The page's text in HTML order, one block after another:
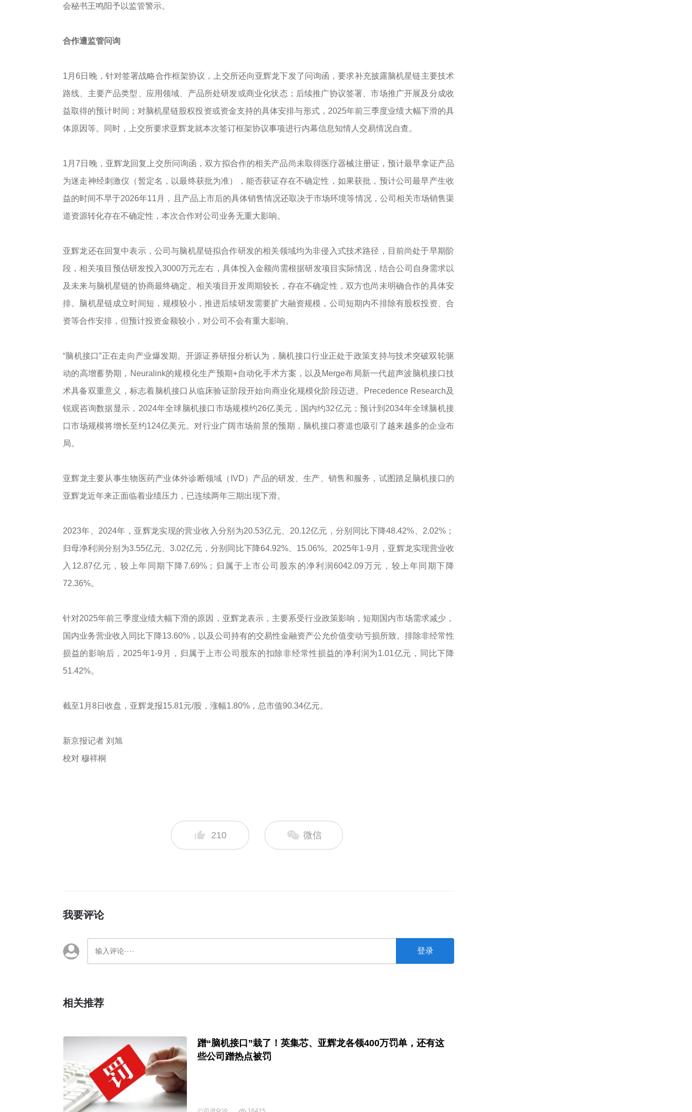
会秘书王鸣阳予以监管警示。
合作遭监管问询
1月6日晚，针对签署战略合作框架协议，上交所还向亚辉龙下发了问询函，要求补充披露脑机星链主要技术
路线、主要产品类型、应用领域、产品所处研发或商业化状态；后续推广协议签署、市场推广开展及分成收
益取得的预计时间；对脑机星链股权投资或资金支持的具体安排与形式，2025年前三季度业绩大幅下滑的具
体原因等。同时，上交所要求亚辉龙就本次签订框架协议事项进行内幕信息知情人交易情况自查。
1月7日晚，亚辉龙回复上交所问询函，双方拟合作的相关产品尚未取得医疗器械注册证，预计最早拿证产品
为迷走神经刺激仪（暂定名，以最终获批为准），能否获证存在不确定性，如果获批，预计公司最早产生收
益的时间不早于2026年11月，且产品上市后的具体销售情况还取决于市场环境等情况，公司相关市场销售渠
道资源转化存在不确定性，本次合作对公司业务无重大影响。
亚辉龙还在回复中表示，公司与脑机星链拟合作研发的相关领域均为非侵入式技术路径，目前尚处于早期阶
段，相关项目预估研发投入3000万元左右，具体投入金额尚需根据研发项目实际情况，结合公司自身需求以
及未来与脑机星链的协商最终确定。相关项目开发周期较长，存在不确定性，双方也尚未明确合作的具体安
排。脑机星链成立时间短，规模较小，推进后续研发需要扩大融资规模，公司短期内不排除有股权投资、合
资等合作安排，但预计投资金额较小，对公司不会有重大影响。
“脑机接口”正在走向产业爆发期。开源证券研报分析认为，脑机接口行业正处于政策支持与技术突破双轮驱
动的高增蓄势期 ，Neuralink的规模化生产预期+自动化手术方案，以及Merge布局新一代超声波脑机接口技
术具备双重意义，标志着脑机接口从临床验证阶段开始向商业化规模化阶段迈进。Precedence Research及
锐观咨询数据显示，2024年全球脑机接口市场规模约26亿美元，国内约32亿元；预计到2034年全球脑机接
口市场规模将增长至约124亿美元。对行业广阔市场前景的预期，脑机接口赛道也吸引了越来越多的企业布
局。
亚辉龙主要从事生物医药产业体外诊断领域（IVD）产品的研发、生产、销售和服务，试图踏足脑机接口的
亚辉龙近年来正面临着业绩压力，已连续两年三期出现下滑。
2023年、2024年，亚辉龙实现的营业收入分别为20.53亿元、20.12亿元，分别同比下降48.42%、2.02%；
归母净利润分别为3.55亿元、3.02亿元，分别同比下降64.92%、15.06%。2025年1-9月，亚辉龙实现营业收
入12.87亿元，较上年同期下降7.69%；归属于上市公司股东的净利润6042.09万元，较上年同期下降
72.36%。
针对2025年前三季度业绩大幅下滑的原因，亚辉龙表示，主要系受行业政策影响，短期国内市场需求减少，
国内业务营业收入同比下降13.60%，以及公司持有的交易性金融资产公允价值变动亏损所致。排除非经常性
损益的影响后，2025年1-9月，归属于上市公司股东的扣除非经常性损益的净利润为1.01亿元，同比下降
51.42%。
截至1月8日收盘，亚辉龙报15.81元/股，涨幅1.80%，总市值90.34亿元。
新京报记者 刘旭
校对 穆祥桐
210 微信
我要评论
登录
相关推荐
蹭“脑机接口”栽了！英集芯、亚辉龙各领400万罚单，还有这
些公司蹭热点被罚